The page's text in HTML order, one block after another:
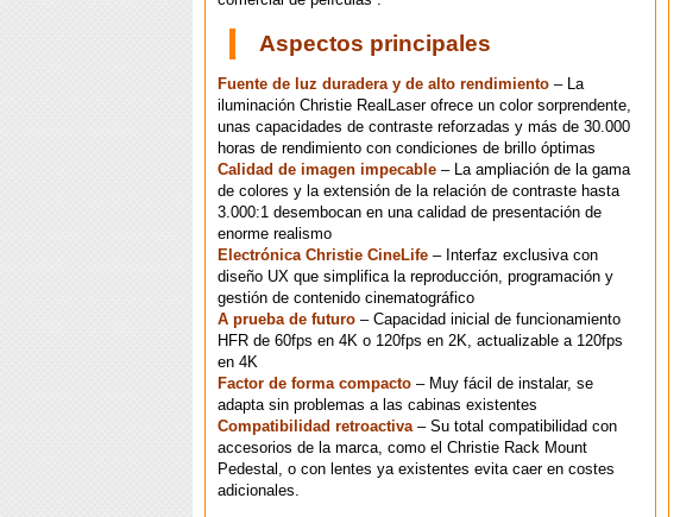
Aspectos principales
Fuente de luz duradera y de alto rendimiento – La
iluminación Christie RealLaser ofrece un color sorprendente,
unas capacidades de contraste reforzadas y más de 30.000
horas de rendimiento con condiciones de brillo óptimas
Calidad de imagen impecable – La ampliación de la gama
de colores y la extensión de la relación de contraste hasta
3.000:1 desembocan en una calidad de presentación de
enorme realismo
Electrónica Christie CineLife – Interfaz exclusiva con
diseño UX que simplifica la reproducción, programación y
gestión de contenido cinematográfico
A prueba de futuro – Capacidad inicial de funcionamiento
HFR de 60fps en 4K o 120fps en 2K, actualizable a 120fps
en 4K
Factor de forma compacto – Muy fácil de instalar, se
adapta sin problemas a las cabinas existentes
Compatibilidad retroactiva– Su total compatibilidad con
accesorios de la marca, como el Christie Rack Mount
Pedestal, o con lentes ya existentes evita caer en costes
adicionales.